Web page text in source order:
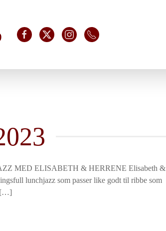
MED ELISABETH & HERRENE Elisabeth &
lunchjazz som passer like godt til ribbe som
[…]